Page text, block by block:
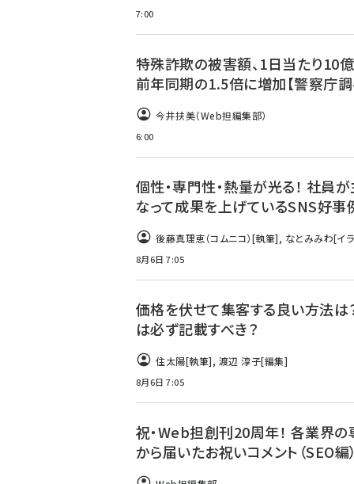
7:00
特殊詐欺の被害額、1日当たり10億
前年同期の1.5倍に増加【警察庁調
今井扶美（Web担編集部）
6:00
個性・専門性・熱量が光る！ 社員
なって成果を上げているSNS好事
後藤真理恵（コムニコ）[執筆], なとみみわ[イ
8月6日 7:05
価格を伏せて集客する良い方法は
は必ず記載すべき？
住太陽[執筆], 渡辺 淳子[編集]
8月6日 7:05
祝・Web担創刊20周年！ 各業界
から届いたお祝いコメント（SEO編